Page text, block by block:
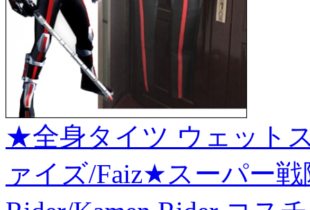
★全身タイツ ウェット
ァイズ/Faiz★スーパー